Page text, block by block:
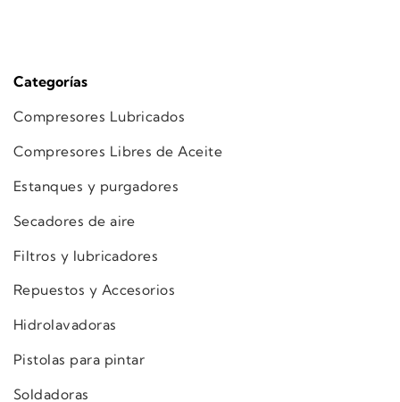
Categorías
Compresores Lubricados
Compresores Libres de Aceite
Estanques y purgadores
Secadores de aire
Filtros y lubricadores
Repuestos y Accesorios
Hidrolavadoras
Pistolas para pintar
Soldadoras